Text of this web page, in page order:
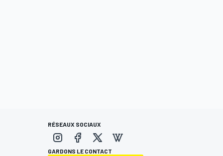
RÉSEAUX SOCIAUX
GARDONS LE CONTACT